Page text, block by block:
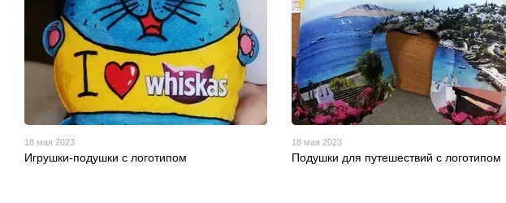
18 мая 2023
Игрушки-подушки с логотипом
18 мая 2023
Подушки для путешествий с логотипом